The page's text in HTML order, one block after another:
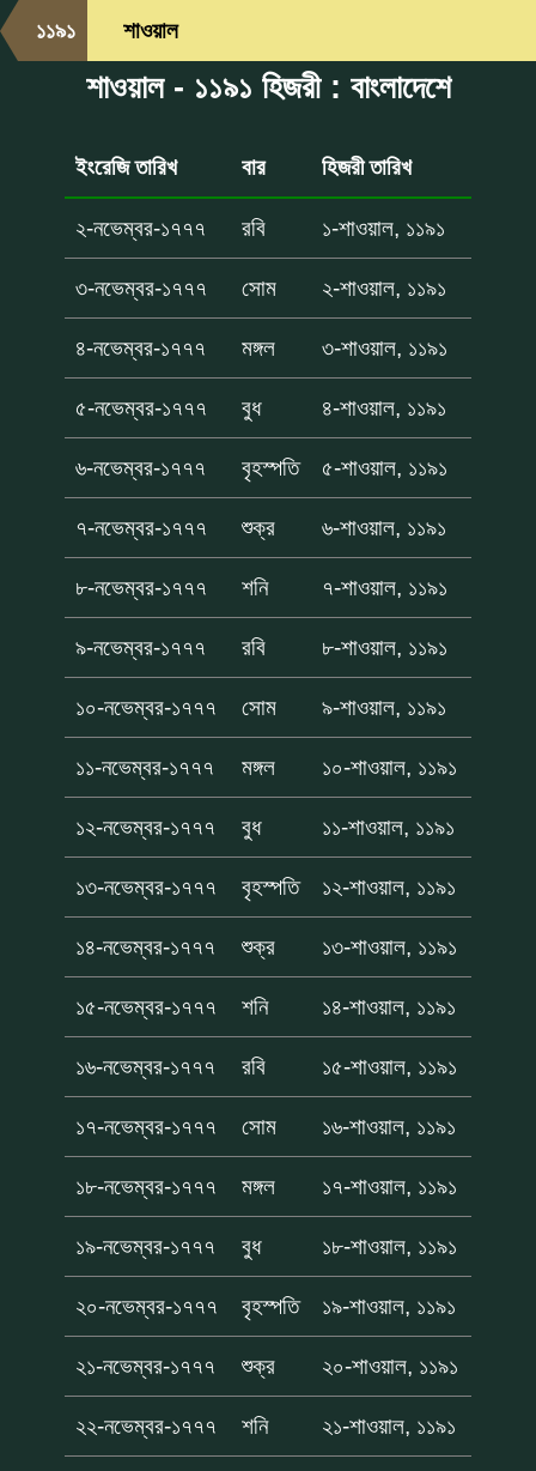
১১৯১ শাওয়াল
শাওয়াল - ১১৯১ হিজরী : বাংলাদেশে
ইংরেজি তারিখ বার হিজরী তারিখ
২-নভেম্বর-১৭৭৭ রবি ১-শাওয়াল, ১১৯১
৩-নভেম্বর-১৭৭৭ সোম ২-শাওয়াল, ১১৯১
৪-নভেম্বর-১৭৭৭ মঙ্গল ৩-শাওয়াল, ১১৯১
৫-নভেম্বর-১৭৭৭ বুধ ৪-শাওয়াল, ১১৯১
৬-নভেম্বর-১৭৭৭ বৃহস্পতি ৫-শাওয়াল, ১১৯১
৭-নভেম্বর-১৭৭৭ শুক্র ৬-শাওয়াল, ১১৯১
৮-নভেম্বর-১৭৭৭ শনি ৭-শাওয়াল, ১১৯১
৯-নভেম্বর-১৭৭৭ রবি ৮-শাওয়াল, ১১৯১
১০-নভেম্বর-১৭৭৭ সোম ৯-শাওয়াল, ১১৯১
১১-নভেম্বর-১৭৭৭ মঙ্গল ১০-শাওয়াল, ১১৯১
১২-নভেম্বর-১৭৭৭ বুধ ১১-শাওয়াল, ১১৯১
১৩-নভেম্বর-১৭৭৭ বৃহস্পতি ১২-শাওয়াল, ১১৯১
১৪-নভেম্বর-১৭৭৭ শুক্র ১৩-শাওয়াল, ১১৯১
১৫-নভেম্বর-১৭৭৭ শনি ১৪-শাওয়াল, ১১৯১
১৬-নভেম্বর-১৭৭৭ রবি ১৫-শাওয়াল, ১১৯১
১৭-নভেম্বর-১৭৭৭ সোম ১৬-শাওয়াল, ১১৯১
১৮-নভেম্বর-১৭৭৭ মঙ্গল ১৭-শাওয়াল, ১১৯১
১৯-নভেম্বর-১৭৭৭ বুধ ১৮-শাওয়াল, ১১৯১
২০-নভেম্বর-১৭৭৭ বৃহস্পতি ১৯-শাওয়াল, ১১৯১
২১-নভেম্বর-১৭৭৭ শুক্র ২০-শাওয়াল, ১১৯১
২২-নভেম্বর-১৭৭৭ শনি ২১-শাওয়াল, ১১৯১